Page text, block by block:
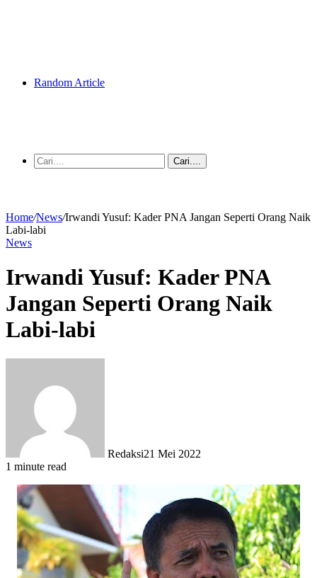
Random Article
Cari....
Home/News/Irwandi Yusuf: Kader PNA Jangan Seperti Orang Naik
Labi-labi
News
Irwandi Yusuf: Kader PNA
Jangan Seperti Orang Naik
Labi-labi
Redaksi21 Mei 2022
1 minute read